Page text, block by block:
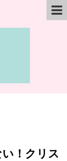
い！クリス